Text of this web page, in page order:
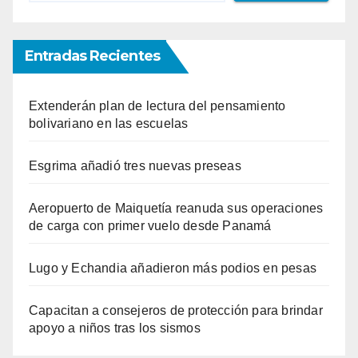
Entradas Recientes
Extenderán plan de lectura del pensamiento
bolivariano en las escuelas
Esgrima añadió tres nuevas preseas
Aeropuerto de Maiquetía reanuda sus operaciones
de carga con primer vuelo desde Panamá
Lugo y Echandia añadieron más podios en pesas
Capacitan a consejeros de protección para brindar
apoyo a niños tras los sismos